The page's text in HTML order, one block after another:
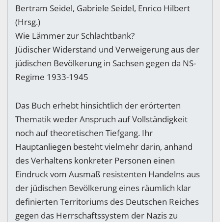
Bertram Seidel, Gabriele Seidel, Enrico Hilbert
(Hrsg.)
Wie Lämmer zur Schlachtbank?
Jüdischer Widerstand und Verweigerung aus der
jüdischen Bevölkerung in Sachsen gegen da NS-
Regime 1933-1945
Das Buch erhebt hinsichtlich der erörterten
Thematik weder Anspruch auf Vollständigkeit
noch auf theoretischen Tiefgang. Ihr
Hauptanliegen besteht vielmehr darin, anhand
des Verhaltens konkreter Personen einen
Eindruck vom Ausmaß resistenten Handelns aus
der jüdischen Bevölkerung eines räumlich klar
definierten Territoriums des Deutschen Reiches
gegen das Herrschaftssystem der Nazis zu